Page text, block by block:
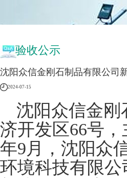
验收公示
沈阳众信金刚石制品有限公司
2024-07-15
沈阳众信金刚
济开发区66号
年9月 ， 沈阳众
环境科技有限公